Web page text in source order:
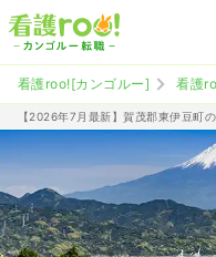
看護roo![カンゴルー] 看護
【2026年7月最新】賀茂郡東伊豆町